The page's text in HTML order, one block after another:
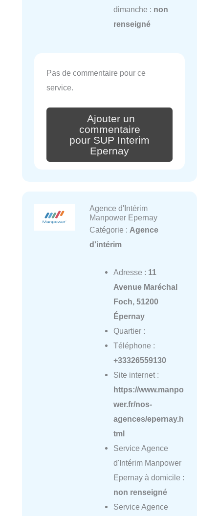
dimanche : non
renseigné
Pas de commentaire pour ce
service.
Ajouter un
commentaire
pour SUP Interim
Epernay
Agence d'Intérim
Manpower Epernay
Catégorie : Agence
d'intérim
Adresse : 11
Avenue Maréchal
Foch, 51200
Épernay
Quartier :
Téléphone :
+33326559130
Site internet :
https://www.manpo
wer.fr/nos-
agences/epernay.h
tml
Service Agence
d'Intérim Manpower
Epernay à domicile :
non renseigné
Service Agence